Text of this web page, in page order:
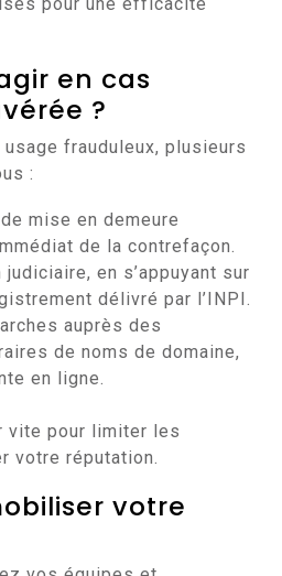
en cas
?
usage frauduleux, plusieurs
:
mise en demeure
de la contrefaçon.
judiciaire, en s’appuyant sur
délivré par l’INPI.
auprès des
de noms de domaine,
en ligne.
vite pour limiter les
votre réputation.
votre